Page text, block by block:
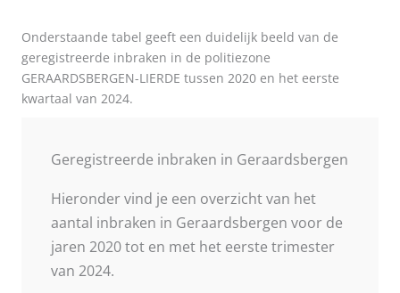
Onderstaande tabel geeft een duidelijk beeld van de
geregistreerde inbraken in de politiezone
GERAARDSBERGEN-LIERDE tussen 2020 en het eerste
kwartaal van 2024.
Geregistreerde inbraken in Geraardsbergen
Hieronder vind je een overzicht van het
aantal inbraken in Geraardsbergen voor de
jaren 2020 tot en met het eerste trimester
van 2024.